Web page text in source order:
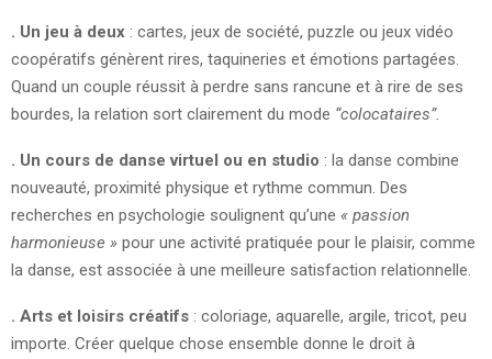
. Un jeu à deux : cartes, jeux de société, puzzle ou jeux vidéo
coopératifs génèrent rires, taquineries et émotions partagées.
Quand un couple réussit à perdre sans rancune et à rire de ses
bourdes, la relation sort clairement du mode “colocataires”.
. Un cours de danse virtuel ou en studio : la danse combine
nouveauté, proximité physique et rythme commun. Des
recherches en psychologie soulignent qu’une « passion
harmonieuse » pour une activité pratiquée pour le plaisir, comme
la danse, est associée à une meilleure satisfaction relationnelle.
. Arts et loisirs créatifs : coloriage, aquarelle, argile, tricot, peu
importe. Créer quelque chose ensemble donne le droit à